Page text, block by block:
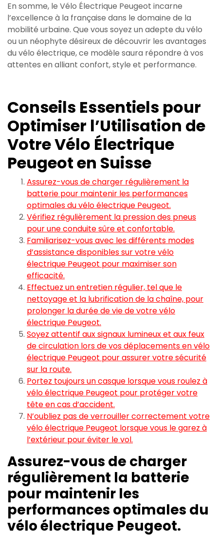
En somme, le Vélo Électrique Peugeot incarne
l’excellence à la française dans le domaine de la
mobilité urbaine. Que vous soyez un adepte du vélo
ou un néophyte désireux de découvrir les avantages
du vélo électrique, ce modèle saura répondre à vos
attentes en alliant confort, style et performance.
Conseils Essentiels pour
Optimiser l’Utilisation de
Votre Vélo Électrique
Peugeot en Suisse
Assurez-vous de charger régulièrement la
batterie pour maintenir les performances
optimales du vélo électrique Peugeot.
Vérifiez régulièrement la pression des pneus
pour une conduite sûre et confortable.
Familiarisez-vous avec les différents modes
d’assistance disponibles sur votre vélo
électrique Peugeot pour maximiser son
efficacité.
Effectuez un entretien régulier, tel que le
nettoyage et la lubrification de la chaîne, pour
prolonger la durée de vie de votre vélo
électrique Peugeot.
Soyez attentif aux signaux lumineux et aux feux
de circulation lors de vos déplacements en vélo
électrique Peugeot pour assurer votre sécurité
sur la route.
Portez toujours un casque lorsque vous roulez à
vélo électrique Peugeot pour protéger votre
tête en cas d’accident.
N’oubliez pas de verrouiller correctement votre
vélo électrique Peugeot lorsque vous le garez à
l’extérieur pour éviter le vol.
Assurez-vous de charger
régulièrement la batterie
pour maintenir les
performances optimales du
vélo électrique Peugeot.